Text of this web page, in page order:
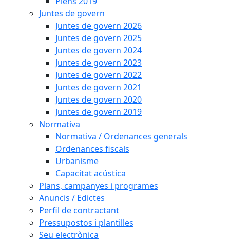
Juntes de govern
Juntes de govern 2026
Juntes de govern 2025
Juntes de govern 2024
Juntes de govern 2023
Juntes de govern 2022
Juntes de govern 2021
Juntes de govern 2020
Juntes de govern 2019
Normativa
Normativa / Ordenances generals
Ordenances fiscals
Urbanisme
Capacitat acústica
Plans, campanyes i programes
Anuncis / Edictes
Perfil de contractant
Pressupostos i plantilles
Seu electrònica